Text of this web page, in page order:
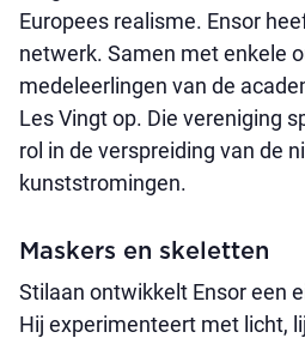
Europees realisme. Ensor
netwerk. Samen met enkele
medeleerlingen van de
Les Vingt op. Die vereniging
rol in de verspreiding van de
kunststromingen.
Maskers en skeletten
Stilaan ontwikkelt Ensor een
Hij experimenteert met licht,